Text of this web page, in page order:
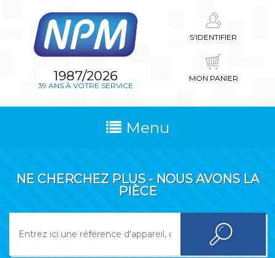
1987/2026
39 ANS À VOTRE SERVICE
S'IDENTIFIER
MON PANIER
Menu
NE CHERCHEZ PLUS - NOUS AVONS LA
PIÈCE